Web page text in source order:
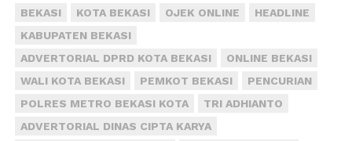
menangkap pelakunya,” katanya.(fiz)
BEKASI KOTA BEKASI OJEK ONLINE
HEADLINE
KABUPATEN BEKASI
ADVERTORIAL DPRD KOTA BEKASI
ONLINE BEKASI
WALI KOTA BEKASI
PEMKOT BEKASI
PENCURIAN
POLRES METRO BEKASI KOTA
TRI ADHIANTO
ADVERTORIAL DINAS CIPTA KARYA